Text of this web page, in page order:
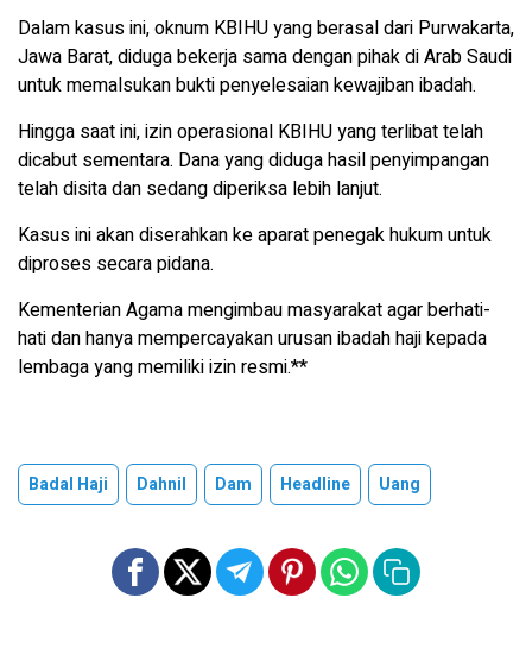
Dalam kasus ini, oknum KBIHU yang berasal dari Purwakarta,
Jawa Barat, diduga bekerja sama dengan pihak di Arab Saudi
untuk memalsukan bukti penyelesaian kewajiban ibadah.
Hingga saat ini, izin operasional KBIHU yang terlibat telah
dicabut sementara. Dana yang diduga hasil penyimpangan
telah disita dan sedang diperiksa lebih lanjut.
Kasus ini akan diserahkan ke aparat penegak hukum untuk
diproses secara pidana.
Kementerian Agama mengimbau masyarakat agar berhati-
hati dan hanya mempercayakan urusan ibadah haji kepada
lembaga yang memiliki izin resmi.**
Badal Haji Dahnil Dam Headline Uang